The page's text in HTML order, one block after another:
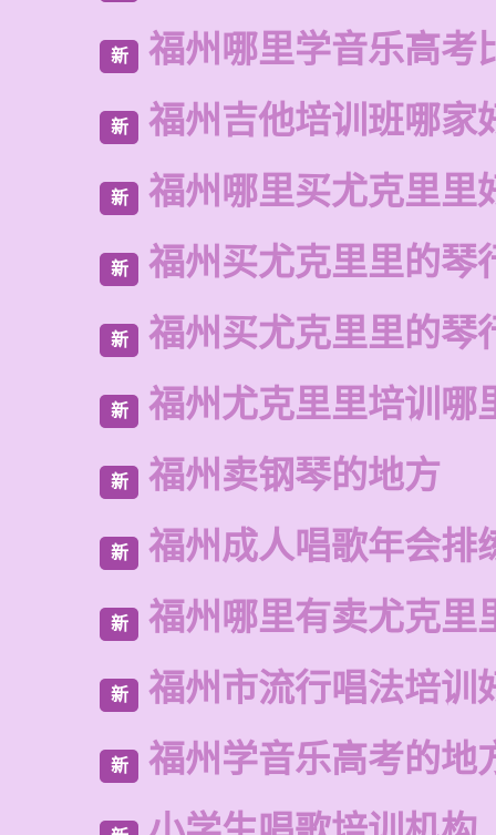
新 福州哪里学音乐高考
新 福州吉他培训班哪家
新 福州哪里买尤克里里
新 福州买尤克里里的琴
新 福州买尤克里里的琴
新 福州尤克里里培训哪
新 福州卖钢琴的地方
新 福州成人唱歌年会排
新 福州哪里有卖尤克里
新 福州市流行唱法培训
新 福州学音乐高考的地